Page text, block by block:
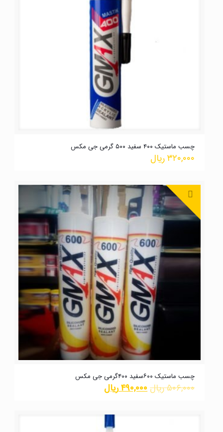
چسب ماستیک ۴۰۰ سفید ۵۰۰ گرمی جی مکس
۳۲۰,۰۰۰ریال
چسب ماستیک ۶۰۰سفید ۴۰۰گرمی جی مکس
۵۰۶,۰۰۰ریال۴۹۰,۰۰۰ریال